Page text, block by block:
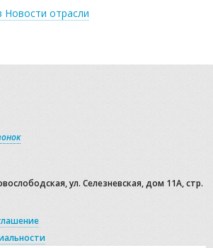
Новости отрасли
ул. Селезневская, дом 11А, стр.